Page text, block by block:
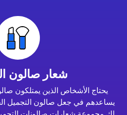
شعار صالون
يحتاج الأشخاص الذين يمتلكون
يساعدهم في جعل صالون التجميل